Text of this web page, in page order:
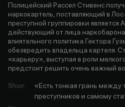
Полицейский Рассел Стивенс
наркокартель, поставляющий в
преступной группировки является
действующий от лица
влиятельного политика Гектора
обезвредить владельца картеля.
«карьеру», выступая в роли
предстоит решить очень важный
Shior:
«Есть тонкая грань между
преступников и самому